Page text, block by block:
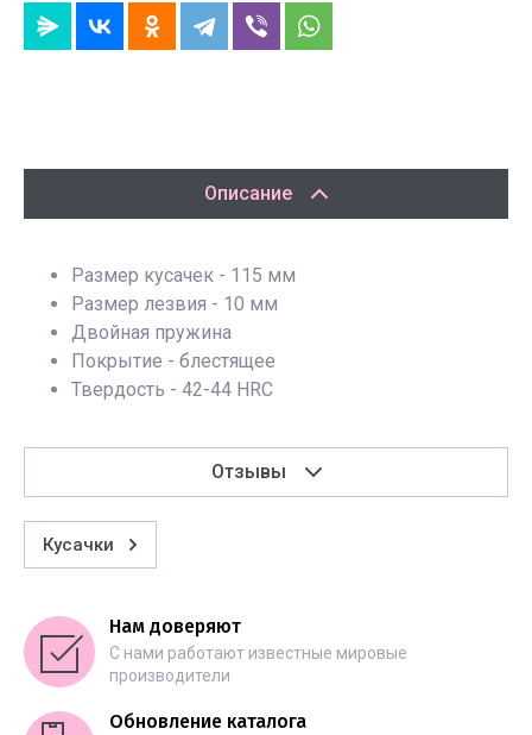
Описание
Размер кусачек - 115 мм
Размер лезвия - 10 мм
Двойная пружина
Покрытие - блестящее
Твердость - 42-44 HRC
Отзывы
Кусачки
Нам доверяют
С нами работают известные мировые
производители
Обновление каталога